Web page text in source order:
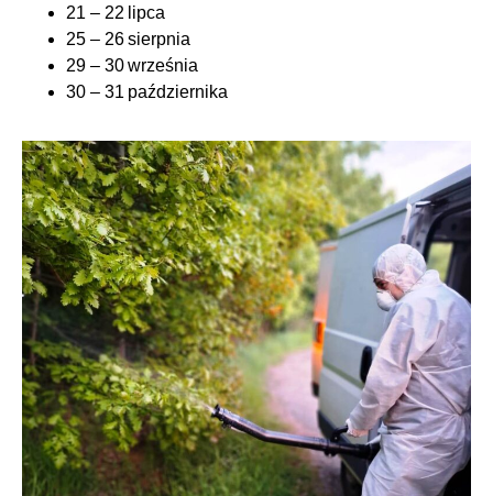
21 – 22 lipca
25 – 26 sierpnia
29 – 30 września
30 – 31 października